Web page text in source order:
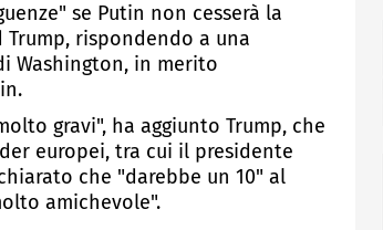
se Putin non cesserà la
rispondendo a una
Washington, in merito
gravi", ha aggiunto Trump, che
europei, tra cui il presidente
che "darebbe un 10" al
amichevole".